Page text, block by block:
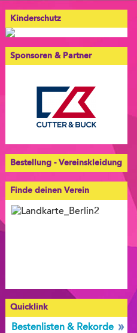
Kinderschutz
Sponsoren & Partner
Bestellung - Vereinskleidung
Finde deinen Verein
Quicklink
Bestenlisten & Rekorde